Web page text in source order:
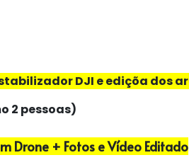
DJI eediçõa dos
2 pessoas)
Drone + Fotos e Vídeo Editado